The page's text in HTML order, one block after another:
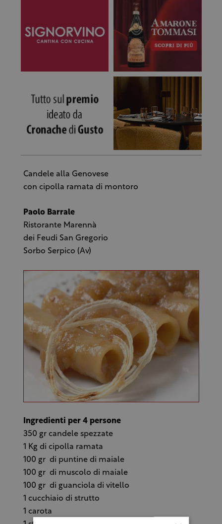
Candele alla Genovese
con cipolla ramata di montoro
Paolo Barrale
Ristorante Marennà
dei Feudi San Gregorio
Sorbo Serpico (Av)
Ingredienti per 4 persone
350 gr candele spezzate
1 Kg di cipolla ramata
100 gr di puntine di maiale
100 gr di muscolo di maiale
100 gr di guanciola di vitello
1 cucchiaio di strutto
1 carota